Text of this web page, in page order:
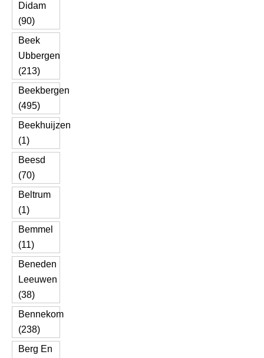
Didam
(90)
Beek
Ubbergen
(213)
Beekbergen
(495)
Beekhuijzen
(1)
Beesd
(70)
Beltrum
(1)
Bemmel
(11)
Beneden
Leeuwen
(38)
Bennekom
(238)
Berg En